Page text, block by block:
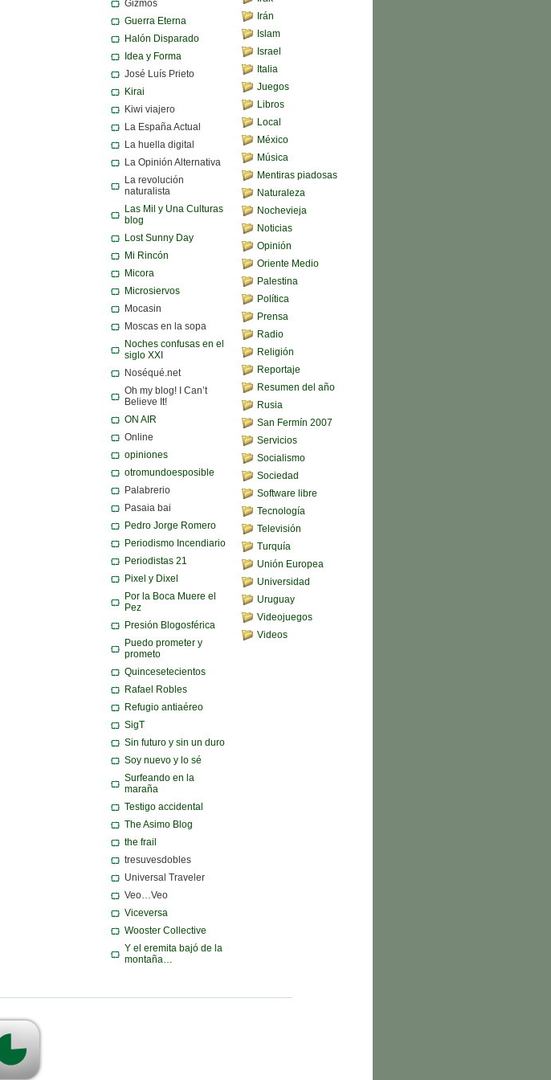
Gizmos
Guerra Eterna
Halón Disparado
Idea y Forma
José Luís Prieto
Kirai
Kiwi viajero
La España Actual
La huella digital
La Opinión Alternativa
La revolución
naturalista
Las Mil y Una Culturas
blog
Lost Sunny Day
Mi Rincón
Micora
Microsiervos
Mocasin
Moscas en la sopa
Noches confusas en el
siglo XXI
Noséqué.net
Oh my blog! I Can’t
Believe It!
ON AIR
Online
opiniones
otromundoesposible
Palabrerio
Pasaia bai
Pedro Jorge Romero
Periodismo Incendiario
Periodistas 21
Pixel y Dixel
Por la Boca Muere el
Pez
Presión Blogosférica
Puedo prometer y
prometo
Quincesetecientos
Rafael Robles
Refugio antiaéreo
SigT
Sin futuro y sin un duro
Soy nuevo y lo sé
Surfeando en la
maraña
Testigo accidental
The Asimo Blog
the frail
tresuvesdobles
Universal Traveler
Veo…Veo
Viceversa
Wooster Collective
Y el eremita bajó de la
montaña…
Irán
Islam
Israel
Italia
Juegos
Libros
Local
México
Música
Mentiras piadosas
Naturaleza
Nochevieja
Noticias
Opinión
Oriente Medio
Palestina
Política
Prensa
Radio
Religión
Reportaje
Resumen del año
Rusia
San Fermín 2007
Servicios
Socialismo
Sociedad
Software libre
Tecnología
Televisión
Turquía
Unión Europea
Universidad
Uruguay
Videojuegos
Videos